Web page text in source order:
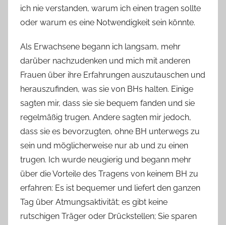
ich nie verstanden, warum ich einen tragen sollte
oder warum es eine Notwendigkeit sein könnte.
Als Erwachsene begann ich langsam, mehr
darüber nachzudenken und mich mit anderen
Frauen über ihre Erfahrungen auszutauschen und
herauszufinden, was sie von BHs halten. Einige
sagten mir, dass sie sie bequem fanden und sie
regelmäßig trugen. Andere sagten mir jedoch,
dass sie es bevorzugten, ohne BH unterwegs zu
sein und möglicherweise nur ab und zu einen
trugen. Ich wurde neugierig und begann mehr
über die Vorteile des Tragens von keinem BH zu
erfahren: Es ist bequemer und liefert den ganzen
Tag über Atmungsaktivität; es gibt keine
rutschigen Träger oder Drückstellen; Sie sparen